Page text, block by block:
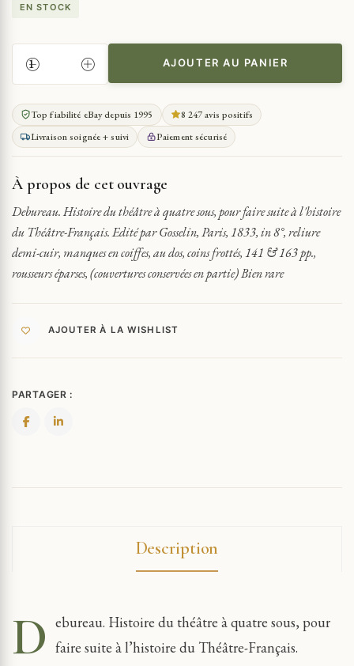
EN STOCK
QUANTITÉ
DE
DEBUREAU
HISTOIRE
DU
THÉÂTRE
QUATRE
SOUS,
FAIRE
SUITE
À
1833
AJOUTER AU PANIER
Top fiabilité eBay depuis 1995
8 247 avis positifs
Livraison soignée + suivi
Paiement sécurisé
À propos de cet ouvrage
Debureau. Histoire du théâtre à quatre sous, pour faire suite à l'histoire
du Théâtre-Français. Edité par Gosselin, Paris, 1833, in 8°, reliure
demi-cuir, manques en coiffes, au dos, coins frottés, 141 & 163 pp.,
rousseurs éparses, (couvertures conservées en partie) Bien rare
AJOUTER À LA WISHLIST
PARTAGER :
Description
D ebureau. Histoire du théâtre à quatre sous, pour
faire suite à l’histoire du Théâtre-Français.